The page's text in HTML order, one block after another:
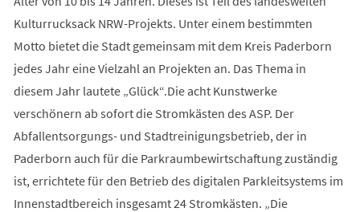
Kulturrucksack NRW-Projekts. Unter einem bestimmten
Motto bietet die Stadt gemeinsam mit dem Kreis Paderborn
jedes Jahr eine Vielzahl an Projekten an. Das Thema in
diesem Jahr lautete „Glück“.Die acht Kunstwerke
verschönern ab sofort die Stromkästen des ASP. Der
Abfallentsorgungs- und Stadtreinigungsbetrieb, der in
Paderborn auch für die Parkraumbewirtschaftung zuständig
ist, errichtete für den Betrieb des digitalen Parkleitsystems im
Innenstadtbereich insgesamt 24 Stromkästen. „Die